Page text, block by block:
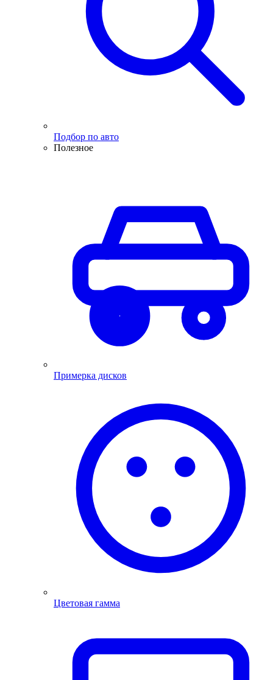
Подбор по авто
Полезное
Примерка дисков
Цветовая гамма